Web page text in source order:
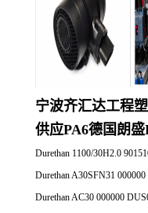
宁波齐汇达工程
供应PA6德国朗
Durethan 1100/30H2.0
Durethan A30SFN31
Durethan AC30 000000